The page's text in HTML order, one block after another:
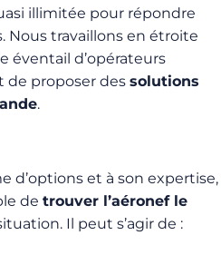
illimitée pour répondre
Nous travaillons en étroite
éventail d’opérateurs
de proposer des solutions
.
d’options et à son expertise,
de trouver l’aéronef le
Il peut s’agir de :